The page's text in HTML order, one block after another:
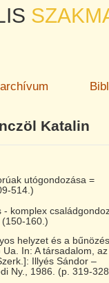
Katalin
utógondozása =
514.)
- komplex
160.)
helyzet és a
In: A társadalom, az
Illyés Sándor –
Ny., 1986. (p. 319-